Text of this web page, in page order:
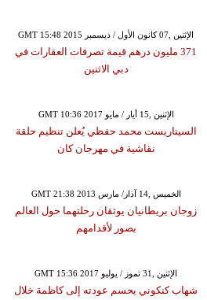
GMT 15:48 2015 الإثنين ,07 كانون الأول / ديسمبر
371 مليون درهم قيمة تصرفات العقارات في
دبي الاثنين
GMT 10:36 2017 الإثنين ,15 أيار / مايو
السيناريست محمد حفظي يُعلن تنظيم حلقة
نقاشية في مهرجان كان
GMT 21:38 2013 الخميس ,14 آذار/ مارس
زوجان بريطانيان يوثقان رحلتهما حول العالم
بصور لأقدامهم
GMT 15:36 2017 الإثنين ,31 تموز / يوليو
شهاب كنكوني يحسم عودته إلى كاظمة خلال